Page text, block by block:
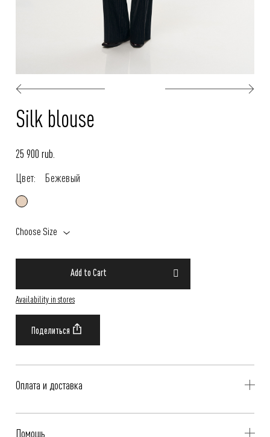
Silk blouse
25 900 rub.
Цвет:
Бежевый
Choose Size
Add to Cart
Availability in stores
Оплата и доставка
Помощь